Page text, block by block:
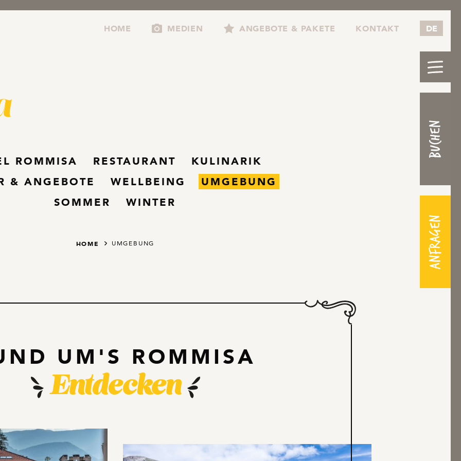
HOME MEDIEN ANGEBOTE & PAKETE KONTAKT DE
ROMMISA RESTAURANT
KULINARIK
& ANGEBOTE
WELLBEING
UMGEBUNG
SOMMER
WINTER
Anfragen
Buchen
HOME UMGEBUNG
UM'S ROMMISA
Entdecken